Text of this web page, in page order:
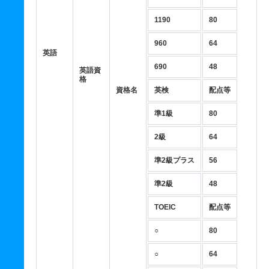
英語
英語資
格
資格名
1190 80
960 64
690 48
英検 配点等
準1級 80
2級 64
準2級プラス 56
準2級 48
TOEIC 配点等
○ 80
○ 64